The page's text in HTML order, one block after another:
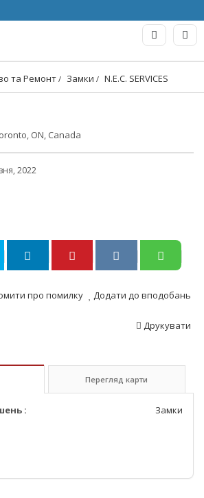
та Ремонт Замки N.E.C. SERVICES
ON, Canada
2022
Додати до вподобань
про помилку
Друкувати
Перегляд карти
: Замки